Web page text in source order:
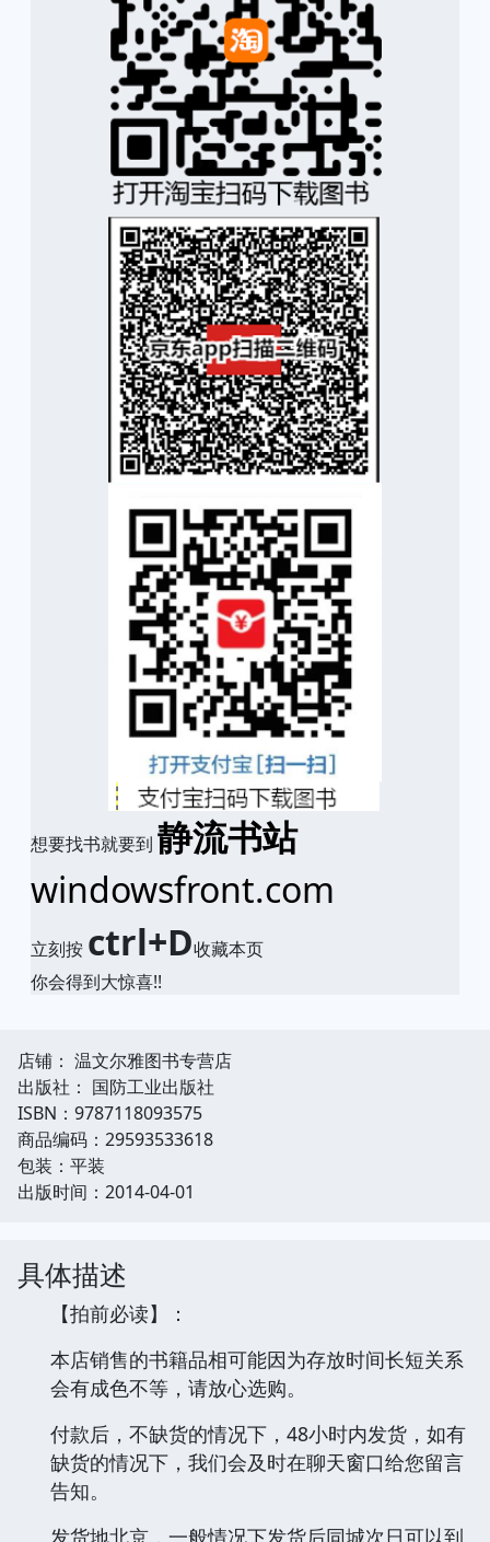
想要找书就要到 静流书站
windowsfront.com
立刻按 ctrl+D收藏本页
你会得到大惊喜!!
店铺： 温文尔雅图书专营店
出版社： 国防工业出版社
ISBN：9787118093575
商品编码：29593533618
包装：平装
出版时间：2014-04-01
具体描述
【拍前必读】：
本店销售的书籍品相可能因为存放时间长短关系
会有成色不等，请放心选购。
付款后，不缺货的情况下，48小时内发货，如有
缺货的情况下，我们会及时在聊天窗口给您留言
告知。
发货地北京，一般情况下发货后同城次日可以到